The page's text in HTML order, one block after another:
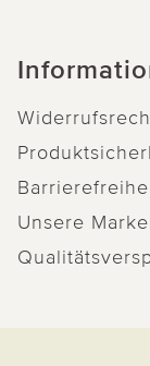
Unsere